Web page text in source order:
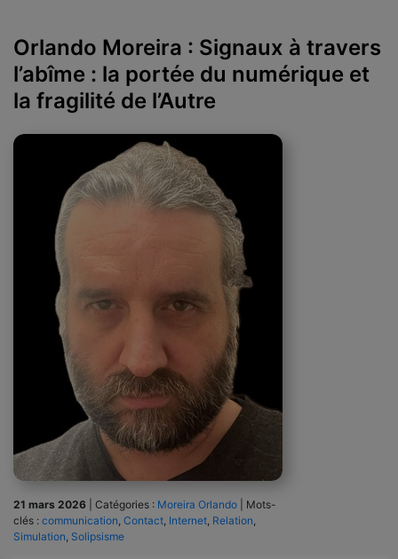
Orlando Moreira : Signaux à travers
l’abîme : la portée du numérique et
la fragilité de l’Autre
21 mars 2026 Catégories : Moreira Orlando
Mots-
clés : communication, Contact, Internet, Relation,
Simulation, Solipsisme